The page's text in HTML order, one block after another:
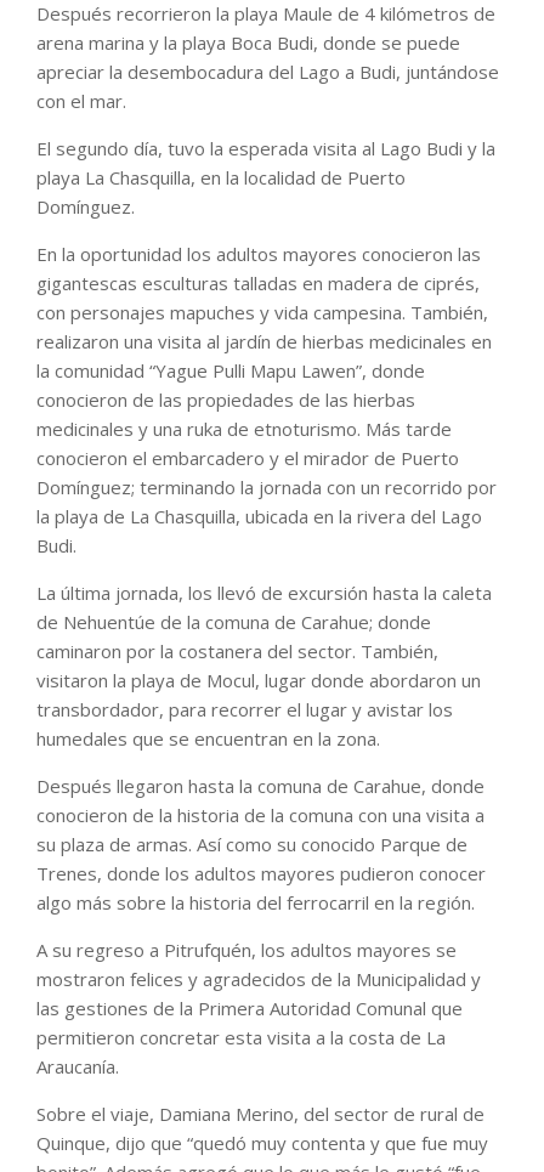
Después recorrieron la playa Maule de 4 kilómetros de
arena marina y la playa Boca Budi, donde se puede
apreciar la desembocadura del Lago a Budi, juntándose
con el mar.
El segundo día, tuvo la esperada visita al Lago Budi y la
playa La Chasquilla, en la localidad de Puerto
Domínguez.
En la oportunidad los adultos mayores conocieron las
gigantescas esculturas talladas en madera de ciprés,
con personajes mapuches y vida campesina. También,
realizaron una visita al jardín de hierbas medicinales en
la comunidad “Yague Pulli Mapu Lawen”, donde
conocieron de las propiedades de las hierbas
medicinales y una ruka de etnoturismo. Más tarde
conocieron el embarcadero y el mirador de Puerto
Domínguez; terminando la jornada con un recorrido por
la playa de La Chasquilla, ubicada en la rivera del Lago
Budi.
La última jornada, los llevó de excursión hasta la caleta
de Nehuentúe de la comuna de Carahue; donde
caminaron por la costanera del sector. También,
visitaron la playa de Mocul, lugar donde abordaron un
transbordador, para recorrer el lugar y avistar los
humedales que se encuentran en la zona.
Después llegaron hasta la comuna de Carahue, donde
conocieron de la historia de la comuna con una visita a
su plaza de armas. Así como su conocido Parque de
Trenes, donde los adultos mayores pudieron conocer
algo más sobre la historia del ferrocarril en la región.
A su regreso a Pitrufquén, los adultos mayores se
mostraron felices y agradecidos de la Municipalidad y
las gestiones de la Primera Autoridad Comunal que
permitieron concretar esta visita a la costa de La
Araucanía.
Sobre el viaje, Damiana Merino, del sector de rural de
Quinque, dijo que “quedó muy contenta y que fue muy